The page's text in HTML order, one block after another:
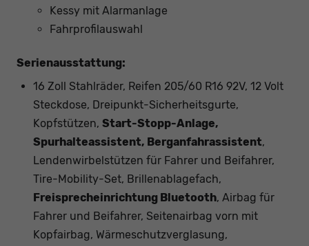
Kessy mit Alarmanlage
Fahrprofilauswahl
Serienausstattung:
16 Zoll Stahlräder, Reifen 205/60 R16 92V, 12 Volt
Steckdose, Dreipunkt-Sicherheitsgurte,
Kopfstützen, Start-Stopp-Anlage,
Spurhalteassistent, Berganfahrassistent,
Lendenwirbelstützen für Fahrer und Beifahrer,
Tire-Mobility-Set, Brillenablagefach,
Freisprecheinrichtung Bluetooth, Airbag für
Fahrer und Beifahrer, Seitenairbag vorn mit
Kopfairbag, Wärmeschutzverglasung,